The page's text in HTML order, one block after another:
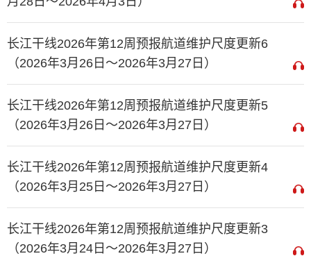
长江干线2026年第12周预报航道维护尺度更新6
（2026年3月26日～2026年3月27日）
长江干线2026年第12周预报航道维护尺度更新5
（2026年3月26日～2026年3月27日）
长江干线2026年第12周预报航道维护尺度更新4
（2026年3月25日～2026年3月27日）
长江干线2026年第12周预报航道维护尺度更新3
（2026年3月24日～2026年3月27日）